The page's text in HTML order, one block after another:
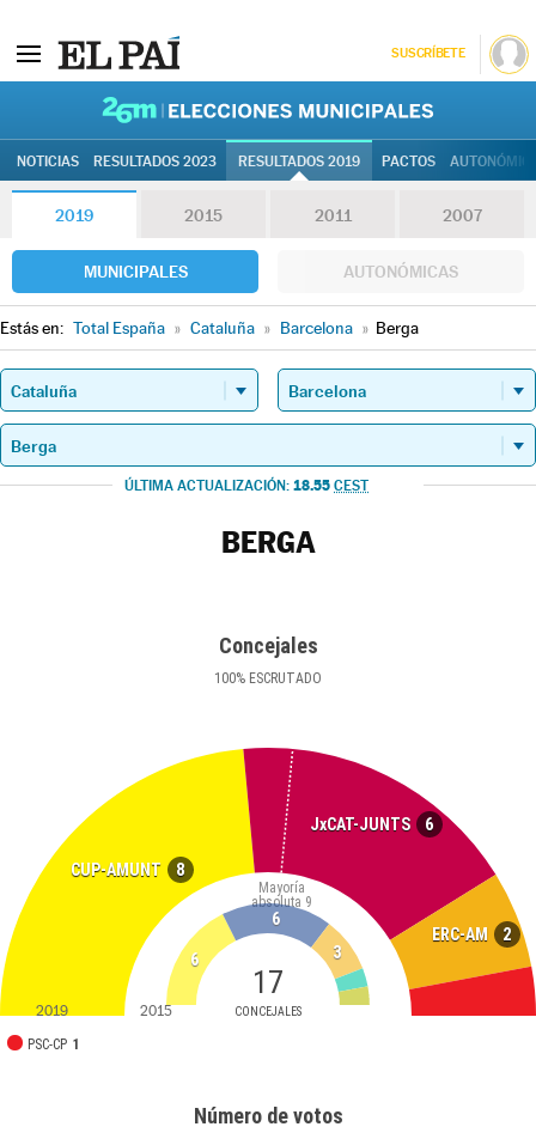
SUSCRÍBETE
NOTICIAS RESULTADOS 2023 RESULTADOS 2019 PACTOS
2019 2015 2011 2007
MUNICIPALES AUTONÓMICAS
Estás en: Total España » Cataluña » Barcelona » Berga
ÚLTIMA ACTUALIZACIÓN: 18.55 CEST
BERGA
Concejales
100% ESCRUTADO
CUP-AMUNT 8
JxCAT-JUNTS 6
ERC-AM 2
17
CONCEJALES
Mayoría
absoluta 9
PSC-CP 1
6
6
3
2019 2015
Número de votos